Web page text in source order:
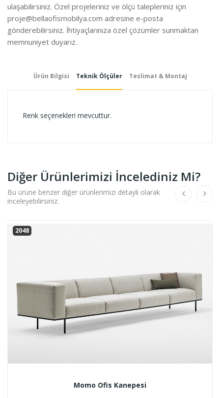
ulaşabilirsiniz. Özel projeleriniz ve ölçü talepleriniz için
proje@bellaofismobilya.com adresine e-posta
gönderebilirsiniz. İhtiyaçlarınıza özel çözümler sunmaktan
memnuniyet duyarız.
Ürün Bilgisi Teknik Ölçüler Teslimat & Montaj
Renk seçenekleri mevcuttur.
Diğer Ürünlerimizi İncelediniz Mi?
Bu ürüne benzer diğer ürünlerimizi detaylı olarak
inceleyebilirsiniz.
2048
Momo Ofis Kanepesi